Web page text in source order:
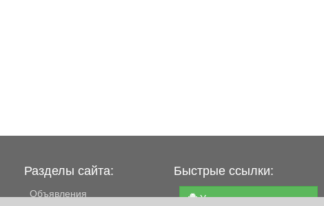
Разделы сайта:
Объявления
Быстрые ссылки:
Установить приложение